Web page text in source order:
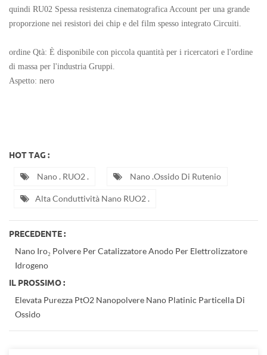
quindi RU02 Spessa resistenza cinematografica Account per una grande
proporzione nei resistori dei chip e del film spesso integrato Circuiti.
ordine Qtà: È disponibile con piccola quantità per i ricercatori e l'ordine
di massa per l'industria Gruppi.
Aspetto: nero
HOT TAG :
Nano . RUO2 . Nano .ossido Di Rutenio
Alta Conduttività Nano RUO2 .
PRECEDENTE :
Nano Iro₂ Polvere Per Catalizzatore Anodo Per Elettrolizzatore
Idrogeno
IL PROSSIMO :
Elevata Purezza PtO2 Nanopolvere Nano Platinic Particella Di
Ossido